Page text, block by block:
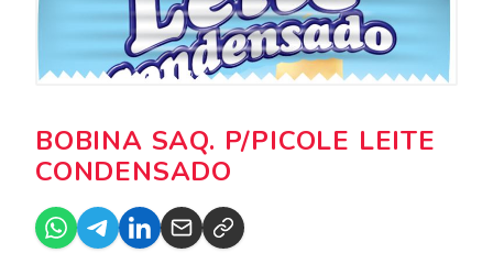
BOBINA SAQ. P/PICOLE LEITE
CONDENSADO